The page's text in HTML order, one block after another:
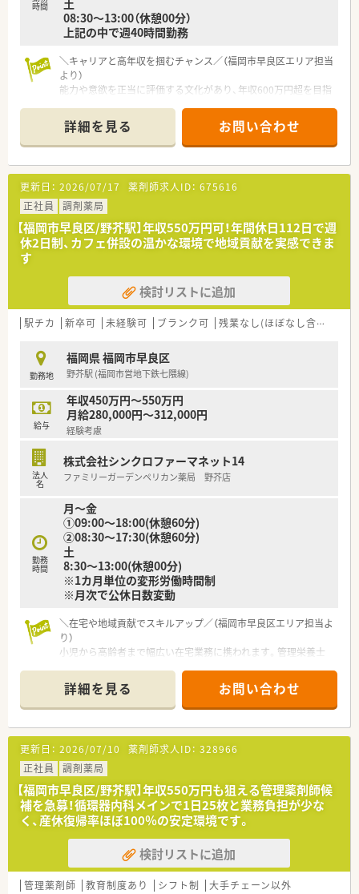
■残業代の支給は1分単位で計算される仕組みのため、働いた分
の成果がしっかりと給与に反映される仕組みです。
■他店舗へのヘルプ業務は基本的に発生しないため、配属された
時間
土
08:30～13:00（休憩00分）
上記の中で週40時間勤務
＼キャリアと高年収を掴むチャンス／（福岡市早良区エリア担当
より）
能力や意欲を正当に評価する文化があり、年収600万円超を目指
医療サービスを追求してみませんか。
【店舗情報と応需状況について】
■賀茂駅から車で7分の場所に位置しており、2つのクリニック
から小児科や皮膚科を中心に1日約130枚の処方箋を受けます。
■常勤薬剤師が4名在籍する体制を整えており、医療事務2名と
密に連携しながらチームワークを大切にして日々の業務に励ん
でいます。
■近隣の小児科や形成外科などの多岐にわたる処方箋を応需し
ており、幅広い疾患に対する知識を日常的に深めることが可能な
【募集背景と求める人物像について】
■欠員補充に伴う体制強化のための募集であり、今までの薬局の
働き方に危機感を持ち新しい挑戦をしたいと考える方を歓迎し
■質の高い医療サービスの提供にこだわりを持ち、自身のスキル
を活かして主体的に行動できる向上心の高い薬剤師を求めてい
ます。
■地域支援体制加算などの取得に意欲的であり、在宅医療を通じ
て地域に貢献したいという強いマインドを持つ方を募集してい
ます。
■九州エリアを中心に10店舗以上の薬局を展開しており、大手
グループの傘下として安定した基盤と高い影響力を保持してい
■在宅医療部門でグループを牽引する代表が在籍しており、九州
エリアでもトップクラスの在宅実績を誇る先駆的な法人として
有名です。
■業務への取り組みや個人の能力を積極的に評価する社風があ
り、意欲がある方には決算賞与などで還元する評価制度を導入し
ています。
詳細を見る お問い合わせ
更新日： 2026/07/17 薬剤師求人ID： 675616
正社員
調剤薬局
【福岡市早良区/野芥駅】年収550万円可！年間休日112日で週
休2日制、カフェ併設の温かな環境で地域貢献を実感できま
す
検討リストに追加
駅チカ 新卒可 未経験可 ブランク可 残業なし(ほぼなし含む)
勤務地
福岡県 福岡市早良区
野芥駅 (福岡市営地下鉄七隈線)
給与
年収450万円～550万円
月給280,000円～312,000円
経験考慮
法人
名
株式会社シンクロファーマネット14
ファミリーガーデンペリカン薬局 野芥店
勤務
時間
月～金
①09:00〜18:00(休憩60分)
②08:30〜17:30(休憩60分)
土
8:30〜13:00(休憩00分)
※1カ月単位の変形労働時間制
※月次で公休日数変動
＼在宅や地域貢献でスキルアップ／（福岡市早良区エリア担当よ
り）
小児から高齢者まで幅広い在宅業務に携われます。管理栄養士
域医療の経験を積みたい方を応援します。
【店舗情報と応需状況について】
■地下鉄七隈線の野芥駅から車で5分ほどの場所に位置してお
り、近隣のクリニックから内科や小児科をメインに受けていま
す。
■1日の処方箋枚数は平均50枚から60枚程度となっており、薬剤
師は常時2名体制を整えて無理のない業務分担を行っています。
■小児科の処方が全体の約8割を占めているため、お子様や保護
者の方とのコミュニケーションを大切にしたい方に最適な環境
です。
【募集背景と求める人物像について】
■今回は薬剤師の退職に伴う欠員を補充するための募集で、店舗
の核として地域医療を支えてくださる方を新しくお迎えいたし
詳細を見る お問い合わせ
更新日： 2026/07/10 薬剤師求人ID： 328966
正社員
調剤薬局
【福岡市早良区/野芥駅】年収550万円も狙える管理薬剤師候
補を急募！循環器内科メインで1日25枚と業務負担が少な
く、産休復帰率ほぼ100％の安定環境です。
検討リストに追加
管理薬剤師 教育制度あり シフト制 大手チェーン以外